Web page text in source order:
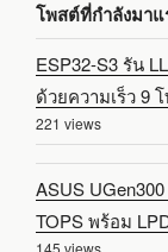
โพสต์ที่กำลังมา
ESP32-S3 รัน
ด้วยความเร็ว 9
221 views
ASUS
TOPS พร้อม